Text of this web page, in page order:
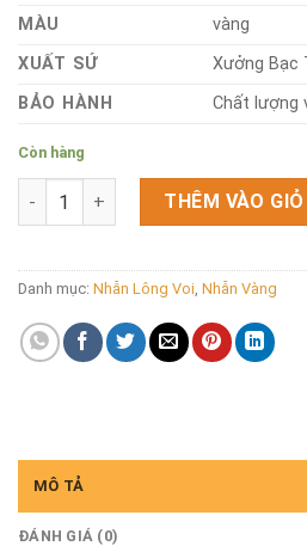
MÀU
vàng
XUẤT SỨ
Xưởng Bạc
BẢO HÀNH
Chất lượng
Còn hàng
Nhẫn lông voi vàng NLV06 số lượng
THÊM VÀO
Danh mục: Nhẫn Lông Voi, Nhẫn Vàng
MÔ TẢ
ĐÁNH GIÁ (0)